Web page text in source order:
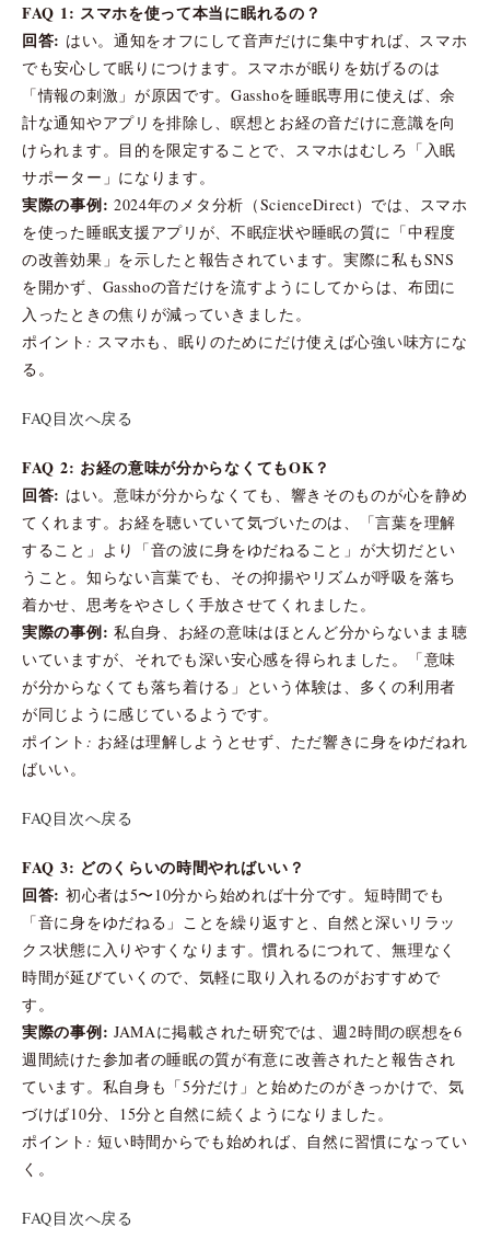
FAQ 1: スマホを使って本当に眠れるの？
回答: はい。通知をオフにして音声だけに集中すれば、スマホ
でも安心して眠りにつけます。スマホが眠りを妨げるのは
「情報の刺激」が原因です。Gasshoを睡眠専用に使えば、余
計な通知やアプリを排除し、瞑想とお経の音だけに意識を向
けられます。目的を限定することで、スマホはむしろ「入眠
サポーター」になります。
実際の事例: 2024年のメタ分析（ScienceDirect）では、スマホ
を使った睡眠支援アプリが、不眠症状や睡眠の質に「中程度
の改善効果」を示したと報告されています。実際に私もSNS
を開かず、Gasshoの音だけを流すようにしてからは、布団に
入ったときの焦りが減っていきました。
ポイント: スマホも、眠りのためにだけ使えば心強い味方にな
る。
FAQ目次へ戻る
FAQ 2: お経の意味が分からなくてもOK？
回答: はい。意味が分からなくても、響きそのものが心を静め
てくれます。お経を聴いていて気づいたのは、「言葉を理解
すること」より「音の波に身をゆだねること」が大切だとい
うこと。知らない言葉でも、その抑揚やリズムが呼吸を落ち
着かせ、思考をやさしく手放させてくれました。
実際の事例: 私自身、お経の意味はほとんど分からないまま聴
いていますが、それでも深い安心感を得られました。「意味
が分からなくても落ち着ける」という体験は、多くの利用者
が同じように感じているようです。
ポイント: お経は理解しようとせず、ただ響きに身をゆだねれ
ばいい。
FAQ目次へ戻る
FAQ 3: どのくらいの時間やればいい？
回答: 初心者は5〜10分から始めれば十分です。短時間でも
「音に身をゆだねる」ことを繰り返すと、自然と深いリラッ
クス状態に入りやすくなります。慣れるにつれて、無理なく
時間が延びていくので、気軽に取り入れるのがおすすめで
す。
実際の事例: JAMAに掲載された研究では、週2時間の瞑想を6
週間続けた参加者の睡眠の質が有意に改善されたと報告され
ています。私自身も「5分だけ」と始めたのがきっかけで、気
づけば10分、15分と自然に続くようになりました。
ポイント: 短い時間からでも始めれば、自然に習慣になってい
く。
FAQ目次へ戻る